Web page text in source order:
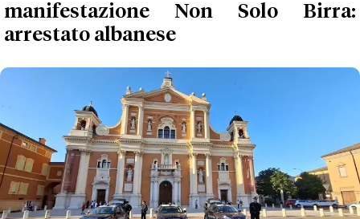
manifestazione Non Solo Birra:
arrestato albanese